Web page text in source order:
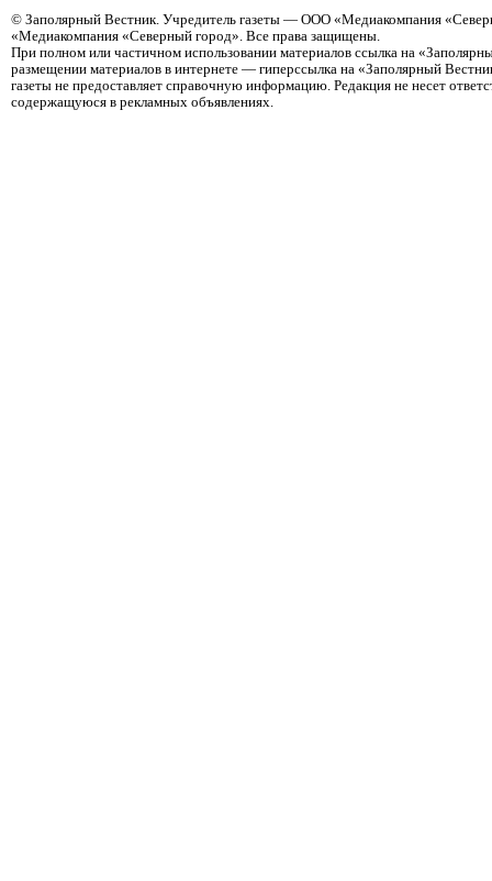
© Заполярный Вестник. Учредитель газеты — ООО «Медиакомпания
«Медиакомпания «Северный город». Все права защищены.
При полном или частичном использовании материалов ссылка на
размещении материалов в интернете — гиперссылка на «Заполярный
газеты не предоставляет справочную информацию. Редакция не несет
содержащуюся в рекламных объявлениях.